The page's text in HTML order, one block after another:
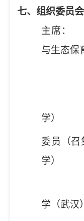
七、 组织委员会
主席：
与生态保
伍
学）
委员 （召
学）
学（武汉